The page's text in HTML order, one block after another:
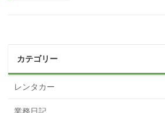
カテゴリー
レンタカー